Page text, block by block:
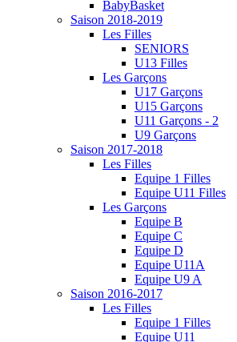
BabyBasket
Saison 2018-2019
Les Filles
SENIORS
U13 Filles
Les Garçons
U17 Garçons
U15 Garçons
U11 Garçons - 2
U9 Garçons
Saison 2017-2018
Les Filles
Equipe 1 Filles
Equipe U11 Filles
Les Garçons
Equipe B
Equipe C
Equipe D
Equipe U11A
Equipe U9 A
Saison 2016-2017
Les Filles
Equipe 1 Filles
Equipe U11